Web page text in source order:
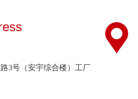
3号（安宇综合楼）工厂